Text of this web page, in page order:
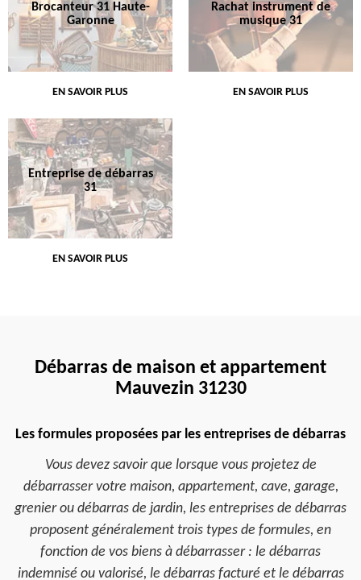
Brocanteur 31 Haute-
Garonne
EN SAVOIR PLUS
Rachat instrument de
musique 31
EN SAVOIR PLUS
Entreprise de débarras
31
EN SAVOIR PLUS
Débarras de maison et appartement
Mauvezin 31230
Les formules proposées par les entreprises de débarras
Vous devez savoir que lorsque vous projetez de
débarrasser votre maison, appartement, cave, garage,
grenier ou débarras de jardin, les entreprises de débarras
proposent généralement trois types de formules, en
fonction de vos biens à débarrasser : le débarras
indemnisé ou valorisé, le débarras facturé et le débarras